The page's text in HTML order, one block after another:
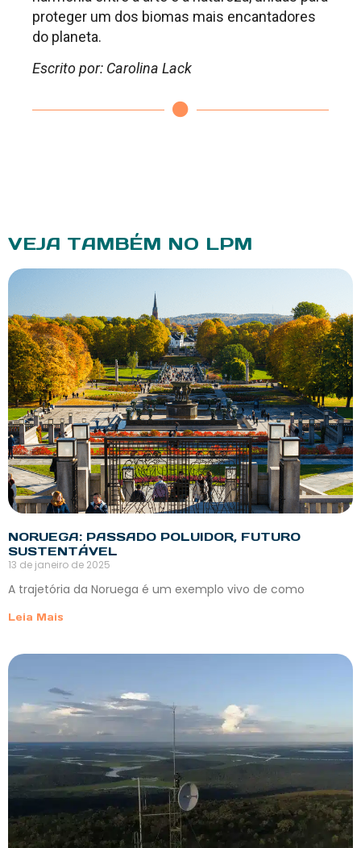
proteger um dos biomas mais encantadores
do planeta.
Escrito por: Carolina Lack
VEJA TAMBÉM NO LPM
NORUEGA: PASSADO POLUIDOR, FUTURO
SUSTENTÁVEL
13 de janeiro de 2025
A trajetória da Noruega é um exemplo vivo de como
Leia Mais